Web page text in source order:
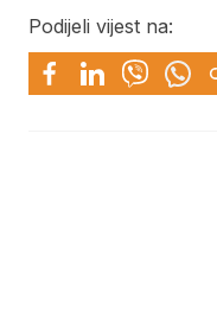
Podijeli vijest na: